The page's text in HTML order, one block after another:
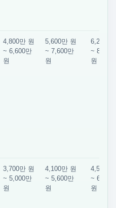
4,800만 원
~ 6,600만
원
5,600만 원
~ 7,600만
원
6,200만
~ 8,500
원
3,700만 원
~ 5,000만
원
4,100만 원
~ 5,600만
원
4,500만
~ 6,200
원